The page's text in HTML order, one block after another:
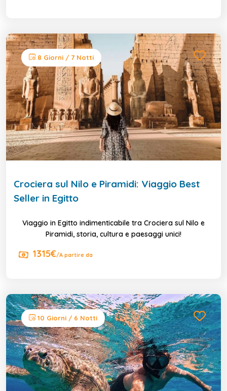
8 Giorni / 7 Notti
Crociera sul Nilo e Piramidi: Viaggio Best
Seller in Egitto
Viaggio in Egitto indimenticabile tra Crociera sul Nilo e
Piramidi, storia, cultura e paesaggi unici!
1315€/A partire da
10 Giorni / 6 Notti